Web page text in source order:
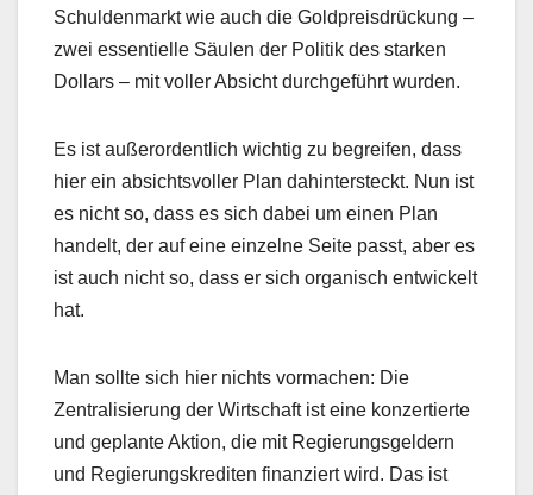
Schuldenmarkt wie auch die Goldpreisdrückung –
zwei essentielle Säulen der Politik des starken
Dollars – mit voller Absicht durchgeführt wurden.
Es ist außerordentlich wichtig zu begreifen, dass
hier ein absichtsvoller Plan dahintersteckt. Nun ist
es nicht so, dass es sich dabei um einen Plan
handelt, der auf eine einzelne Seite passt, aber es
ist auch nicht so, dass er sich organisch entwickelt
hat.
Man sollte sich hier nichts vormachen: Die
Zentralisierung der Wirtschaft ist eine konzertierte
und geplante Aktion, die mit Regierungsgeldern
und Regierungskrediten finanziert wird. Das ist